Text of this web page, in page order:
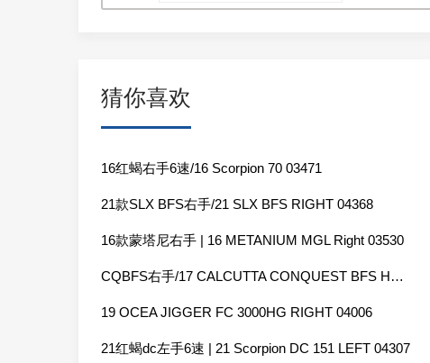
猜你喜欢
16红蝎右手6速/16 Scorpion 70 03471
21款SLX BFS右手/21 SLX BFS RIGHT 04368
16款蒙塔尼右手 | 16 METANIUM MGL Right 03530
CQBFS右手/17 CALCUTTA CONQUEST BFS HG-R 03675
19 OCEA JIGGER FC 3000HG RIGHT 04006
21红蝎dc左手6速 | 21 Scorpion DC 151 LEFT 04307